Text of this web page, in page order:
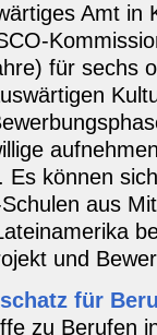
Amt in
für sechs
Es können
aus
und
für
zu Berufen